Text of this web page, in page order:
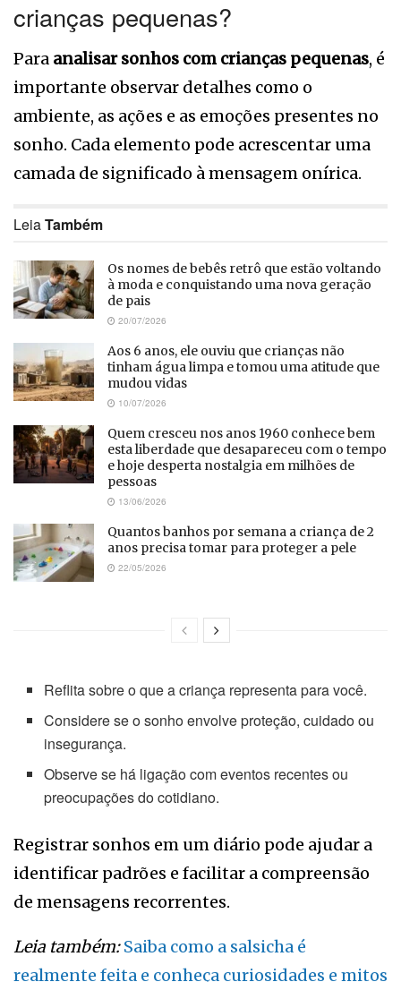
crianças pequenas?
Para analisar sonhos com crianças pequenas, é
importante observar detalhes como o
ambiente, as ações e as emoções presentes no
sonho. Cada elemento pode acrescentar uma
camada de significado à mensagem onírica.
LeiaTambém
Os nomes de bebês retrô que estão voltando
à moda e conquistando uma nova geração
de pais
20/07/2026
Aos 6 anos, ele ouviu que crianças não
tinham água limpa e tomou uma atitude que
mudou vidas
10/07/2026
Quem cresceu nos anos 1960 conhece bem
esta liberdade que desapareceu com o tempo
e hoje desperta nostalgia em milhões de
pessoas
13/06/2026
Quantos banhos por semana a criança de 2
anos precisa tomar para proteger a pele
22/05/2026
Reflita sobre o que a criança representa para você.
Considere se o sonho envolve proteção, cuidado ou
insegurança.
Observe se há ligação com eventos recentes ou
preocupações do cotidiano.
Registrar sonhos em um diário pode ajudar a
identificar padrões e facilitar a compreensão
de mensagens recorrentes.
Leia também: Saiba como a salsicha é
realmente feita e conheça curiosidades e mitos